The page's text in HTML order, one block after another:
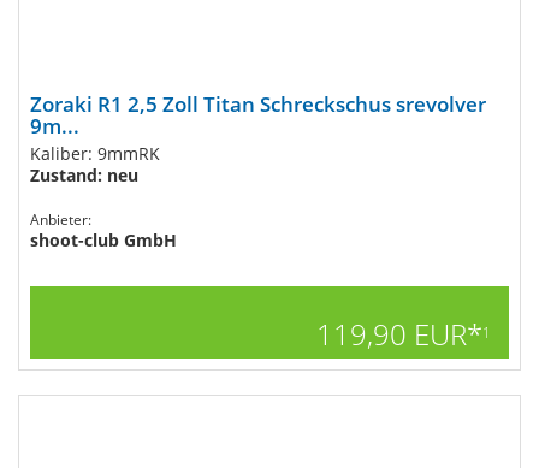
Zoraki R1 2,5 Zoll Titan Schreckschus srevolver
9m...
Kaliber: 9mmRK
Zustand: neu
Anbieter:
shoot-club GmbH
119,90 EUR*1